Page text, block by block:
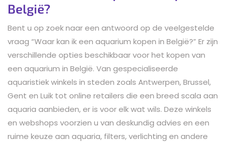
België?
Bent u op zoek naar een antwoord op de veelgestelde
vraag “Waar kan ik een aquarium kopen in België?” Er zijn
verschillende opties beschikbaar voor het kopen van
een aquarium in België. Van gespecialiseerde
aquaristiek winkels in steden zoals Antwerpen, Brussel,
Gent en Luik tot online retailers die een breed scala aan
aquaria aanbieden, er is voor elk wat wils. Deze winkels
en webshops voorzien u van deskundig advies en een
ruime keuze aan aquaria, filters, verlichting en andere